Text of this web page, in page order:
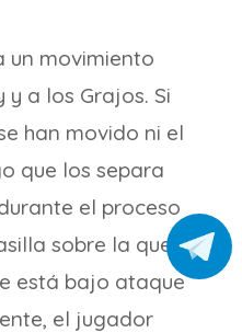
un movimiento
a los Grajos. Si
han movido ni el
que los separa
el proceso
sobre la que el
está bajo ataque
el jugador